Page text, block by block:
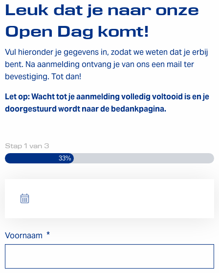
Leuk dat je naar onze
Open Dag komt!
Vul hieronder je gegevens in, zodat we weten dat je erbij
bent. Na aanmelding ontvang je van ons een mail ter
bevestiging. Tot dan!
Let op: Wacht tot je aanmelding volledig voltooid is en je
doorgestuurd wordt naar de bedankpagina.
Stap 1 van 3
33%
Voornaam *